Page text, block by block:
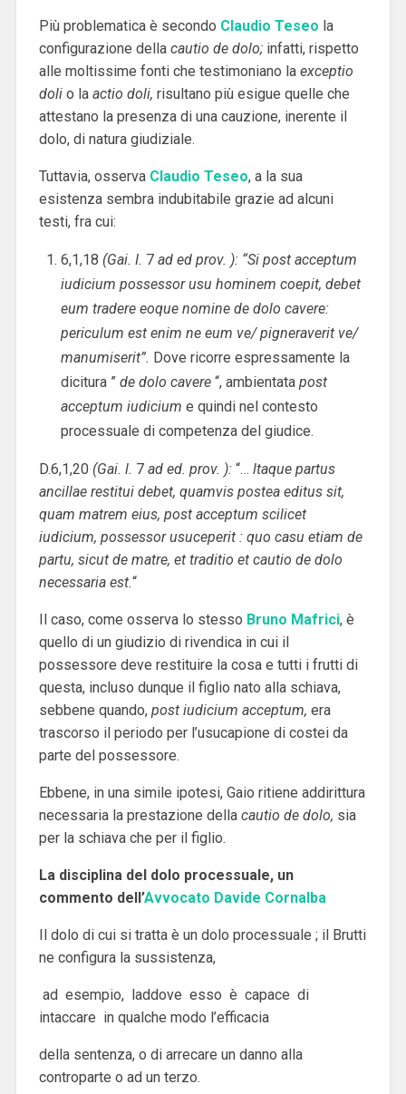
Più problematica è secondo Claudio Teseo la
configurazione della cautio de dolo; infatti, rispetto
alle moltissime fonti che testimoniano la exceptio
doli o la actio doli, risultano più esigue quelle che
attestano la presenza di una cauzione, inerente il
dolo, di natura giudiziale.
Tuttavia, osserva Claudio Teseo, a la sua
esistenza sembra indubitabile grazie ad alcuni
testi, fra cui:
6,1,18 (Gai. I. 7 ad ed prov. ): “Si post acceptum
iudicium possessor usu hominem coepit, debet
eum tradere eoque nomine de dolo cavere:
periculum est enim ne eum ve/ pigneraverit ve/
manumiserit”. Dove ricorre espressamente la
dicitura ” de dolo cavere “, ambientata post
acceptum iudicium e quindi nel contesto
processuale di competenza del giudice.
D.6,1,20 (Gai. l. 7 ad ed. prov. ): “… ltaque partus
ancillae restitui debet, quamvis postea editus sit,
quam matrem eius, post acceptum scilicet
iudicium, possessor usuceperit : quo casu etiam de
partu, sicut de matre, et traditio et cautio de dolo
necessaria est.“
Il caso, come osserva lo stesso Bruno Mafrici, è
quello di un giudizio di rivendica in cui il
possessore deve restituire la cosa e tutti i frutti di
questa, incluso dunque il figlio nato alla schiava,
sebbene quando, post iudicium acceptum, era
trascorso il periodo per l’usucapione di costei da
parte del possessore.
Ebbene, in una simile ipotesi, Gaio ritiene addirittura
necessaria la prestazione della cautio de dolo, sia
per la schiava che per il figlio.
La disciplina del dolo processuale, un
commento dell’Avvocato Davide Cornalba
Il dolo di cui si tratta è un dolo processuale ; il Brutti
ne configura la sussistenza,
ad esempio, laddove esso è capace di
intaccare in qualche modo l’efficacia
della sentenza, o di arrecare un danno alla
controparte o ad un terzo.